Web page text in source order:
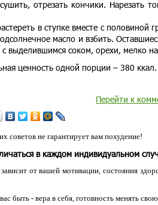
отрезать кончики. Нарезать
в ступке вместе с
масло и взбить.
с выделившимся соком, орехи, мелко
ценность одной порции – 380 ккал.
Перейти к
советов не гарантирует вам похудение!
в каждом индивидуальном
от вашей мотивации, состояния
быть - вера в себя, готовность менять